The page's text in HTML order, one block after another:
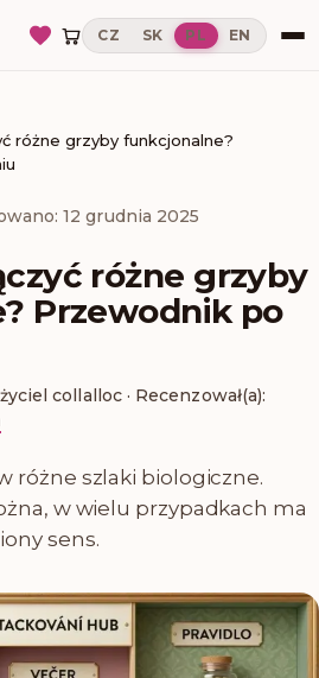
CZ SK PL EN
różne grzyby funkcjonalne?
12 grudnia 2025
różne grzyby
Przewodnik po
collalloc· Recenzował(a):
różne szlaki biologiczne.
w wielu przypadkach ma
sens.